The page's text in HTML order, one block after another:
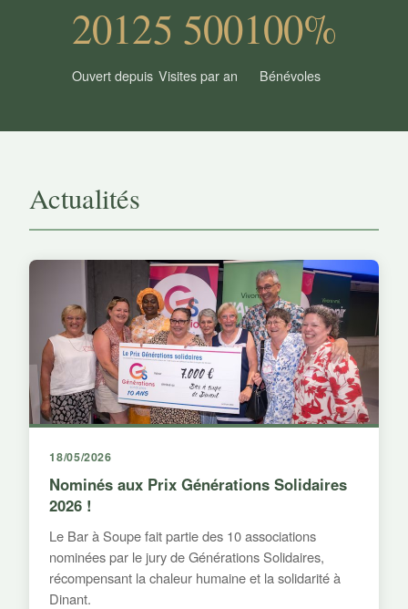
2012
Ouvert depuis
5 500
Visites par an
100%
Bénévoles
Actualités
18/05/2026
Nominés aux Prix Générations Solidaires
2026 !
Le Bar à Soupe fait partie des 10 associations
nominées par le jury de Générations Solidaires,
récompensant la chaleur humaine et la solidarité à
Dinant.